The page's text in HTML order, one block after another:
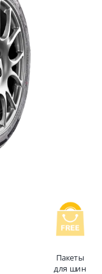
Пакеты
для шин